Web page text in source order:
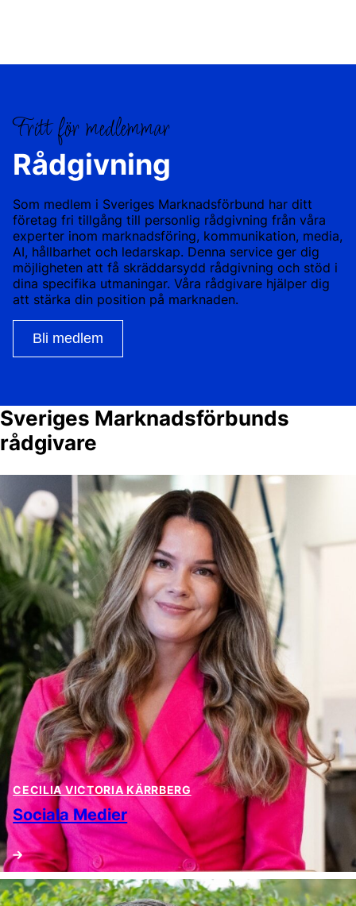
Fritt för medlemmar
Rådgivning
Som medlem i Sveriges Marknadsförbund har ditt
företag fri tillgång till personlig rådgivning från våra
experter inom marknadsföring, kommunikation, media,
AI, hållbarhet och ledarskap. Denna service ger dig
möjligheten att få skräddarsydd rådgivning och stöd i
dina specifika utmaningar. Våra rådgivare hjälper dig
att stärka din position på marknaden.
Bli medlem
Sveriges Marknadsförbunds
rådgivare
CECILIA VICTORIA KÄRRBERG
Sociala Medier